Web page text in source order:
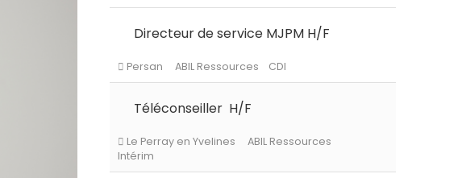
Directeur de service MJPM H/F
Persan
Téléconseiller H/F